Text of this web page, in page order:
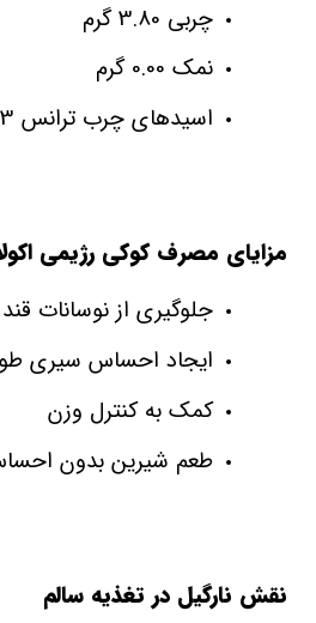
چربی 3.80 گرم
نمک 0.00 گرم
اسیدهای چرب ترانس 0.13 گرم
مزایای مصرف کوکی رژیمی
جلوگیری از نوسانات
ایجاد احساس سیری
کمک به کنترل وزن
طعم شیرین بدون
نقش نارگیل در تغذیه سالم